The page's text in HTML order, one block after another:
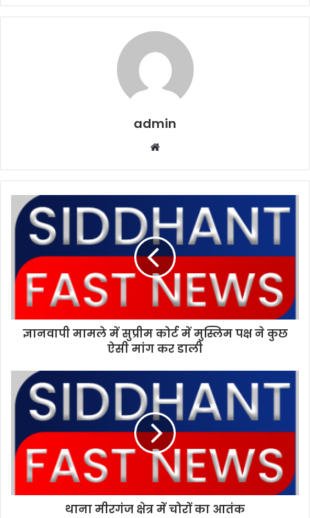
admin
b
s
t
e
ज्ञानवापी मामले में सुप्रीम कोर्ट में मुस्लिम पक्ष ने कुछ
ऐसी मांग कर डाली
थाना मीरगंज क्षेत्र में चोरों का आतंक